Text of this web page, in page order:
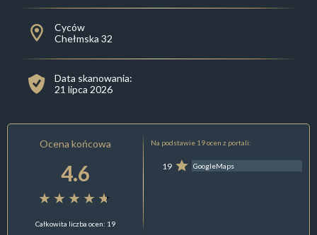
Cyców
Chełmska 32
Data skanowania:
21 lipca 2026
Ocena końcowa
4.6
Całkowita liczba ocen: 19
Na podstawie 19 ocen z portali:
19 GoogleMaps